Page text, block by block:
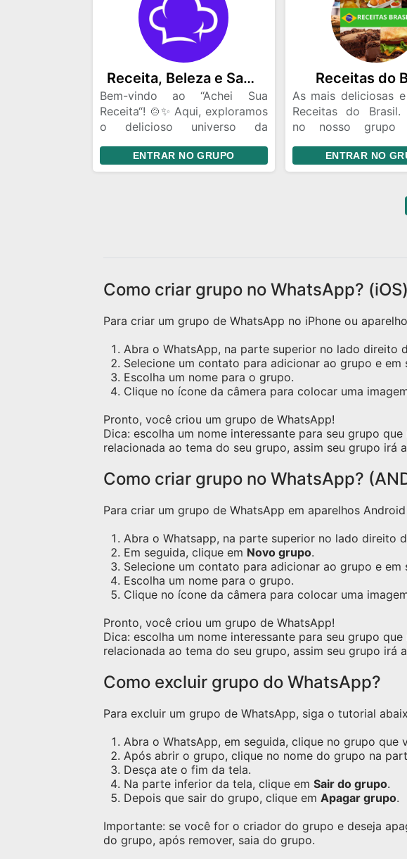
muitas fotos apetitosas dos
nossos pratos. Prepare-se para
uma jornada gastronômica
emocionante!“
se sente bem.🔥 |
e-book com 168
maravilhosas|🔥
Receita, Beleza e Saúde
Bem-vindo ao “Achei Sua
Receita“! 🍲✨ Aqui, exploramos
o delicioso universo da
receitas irresistíveis e dicas
gastronômicas. Junte-se a nós
👩‍🍳 Participe, compartilhe
suas receitas favoritas e
deliciosos na cozinha. 🥗🍰🍝
ENTRAR NO GRUPO
Receitas do
As mais deliciosas
Receitas do Brasil.
no nosso grupo
do Brasil, onde
uma novidade
dessa comunidade
pela culinária e
ENTRAR NO
Como criar grupo no WhatsApp? (iOS)
Para criar um grupo de WhatsApp no iPhone ou
Abra o WhatsApp, na parte superior no lado direito
Selecione um contato para adicionar ao grupo e em
Escolha um nome para o grupo.
Clique no ícone da câmera para colocar uma
Pronto, você criou um grupo de WhatsApp!
Dica: escolha um nome interessante para seu grupo
relacionada ao tema do seu grupo, assim seu grupo irá
Como criar grupo no WhatsApp?
Para criar um grupo de WhatsApp em aparelhos
Abra o Whatsapp, na parte superior no lado direito
Em seguida, clique em Novo grupo.
Selecione um contato para adicionar ao grupo e em
Escolha um nome para o grupo.
Clique no ícone da câmera para colocar uma
Pronto, você criou um grupo de WhatsApp!
Dica: escolha um nome interessante para seu grupo
relacionada ao tema do seu grupo, assim seu grupo irá
Como excluir grupo do WhatsApp?
Para excluir um grupo de WhatsApp, siga o tutorial
Abra o WhatsApp, em seguida, clique no grupo que
Após abrir o grupo, clique no nome do grupo na
Desça ate o fim da tela.
Na parte inferior da tela, clique em Sair do grupo.
Depois que sair do grupo, clique em Apagar grupo.
Importante: se você for o criador do grupo e deseja
do grupo, após remover, saia do grupo.